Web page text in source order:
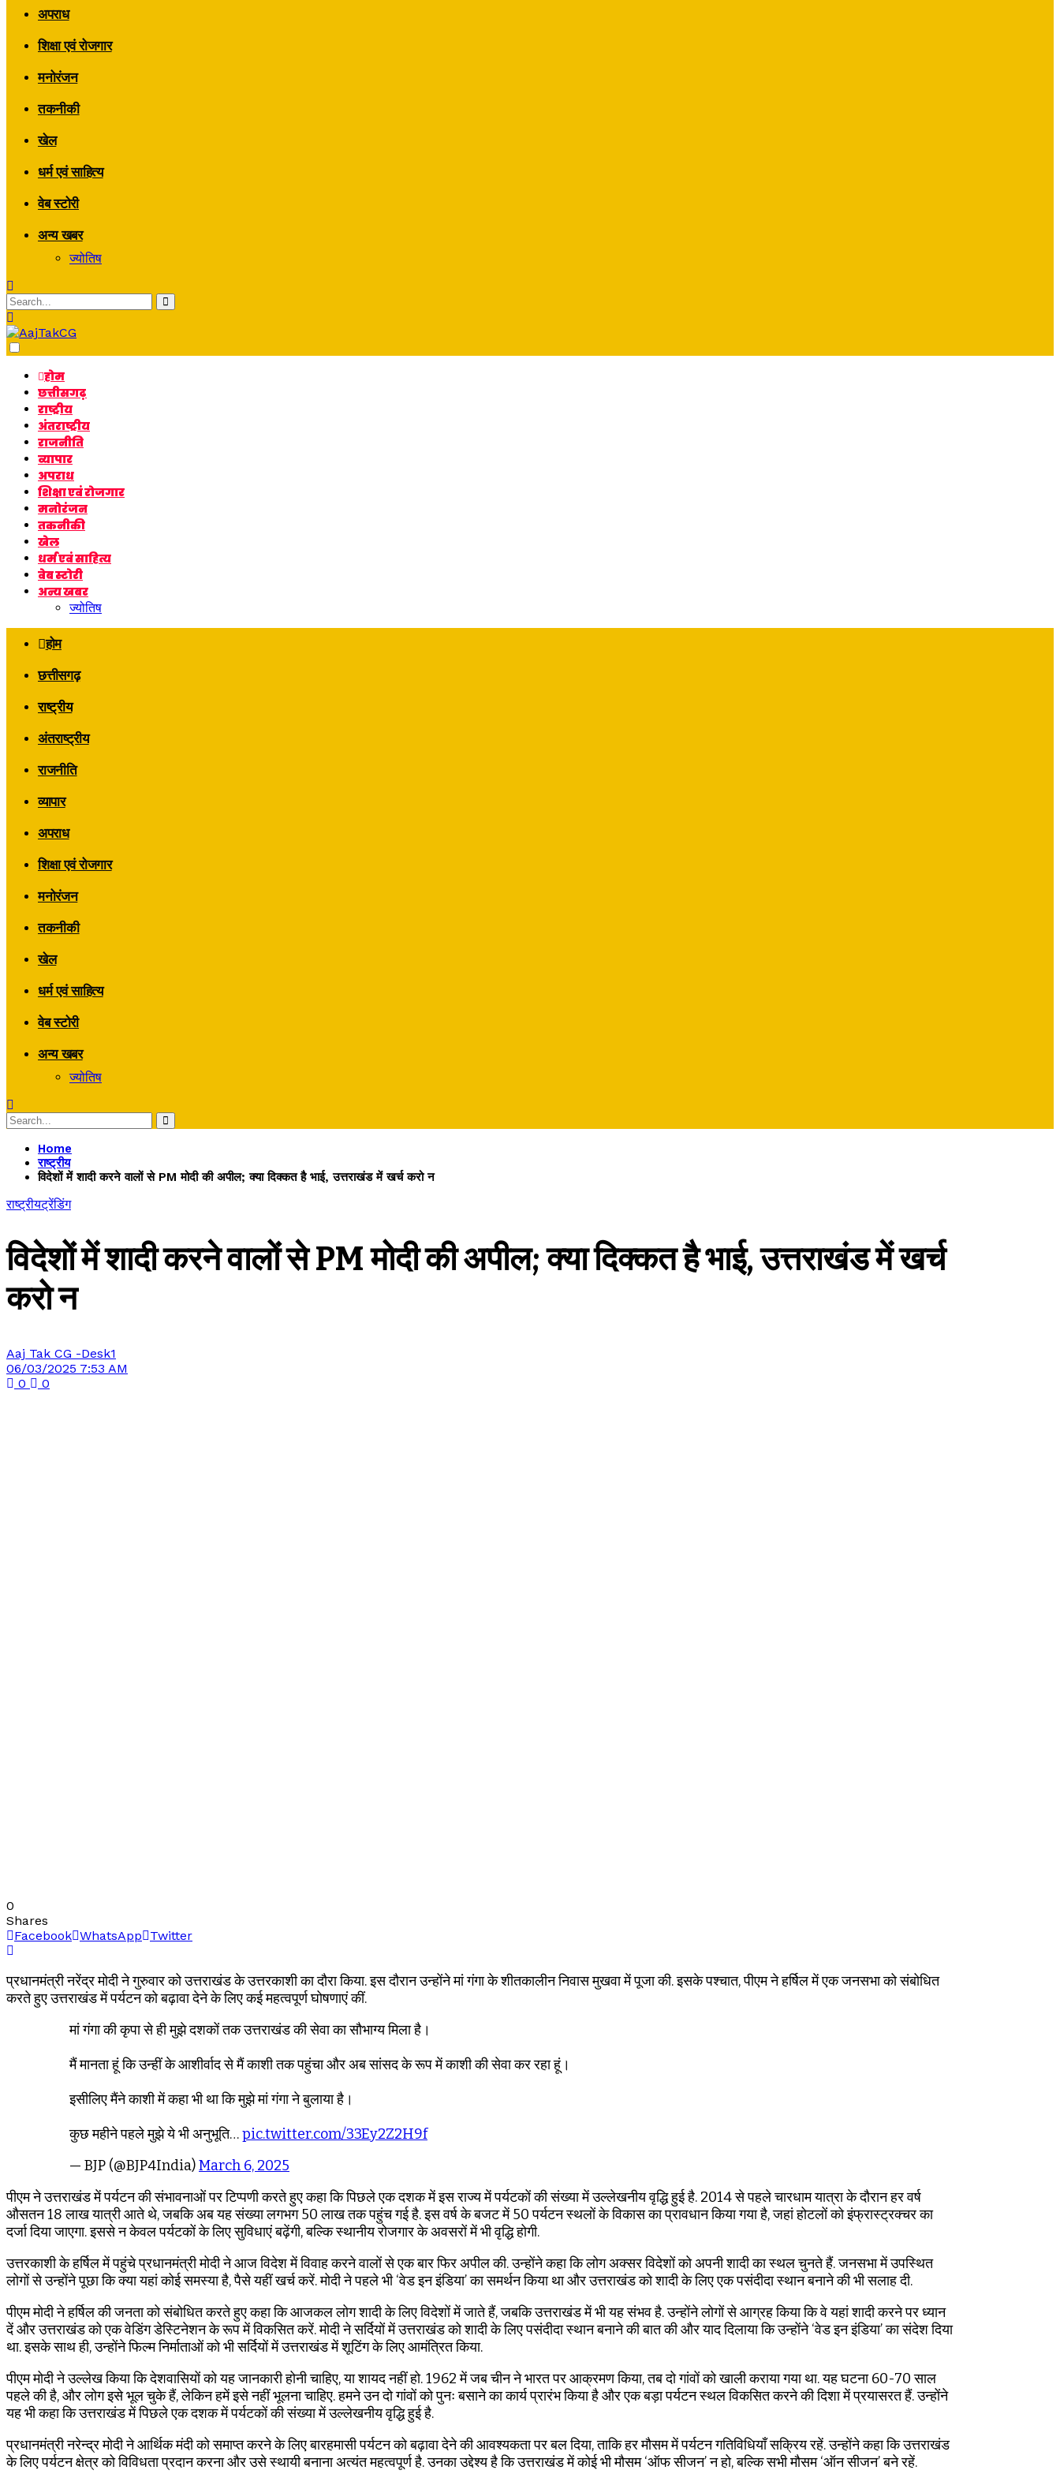
अपराध
शिक्षा एवं रोजगार
मनोरंजन
तकनीकी
खेल
धर्म एवं साहित्य
वेब स्टोरी
अन्य खबर
ज्योतिष
Dark
होम
छत्तीसगढ़
राष्ट्रीय
अंतराष्ट्रीय
राजनीति
व्यापार
अपराध
शिक्षा एवं रोजगार
मनोरंजन
तकनीकी
खेल
धर्म एवं साहित्य
वेब स्टोरी
अन्य खबर
ज्योतिष
होम
छत्तीसगढ़
राष्ट्रीय
अंतराष्ट्रीय
राजनीति
व्यापार
अपराध
शिक्षा एवं रोजगार
मनोरंजन
तकनीकी
खेल
धर्म एवं साहित्य
वेब स्टोरी
अन्य खबर
ज्योतिष
Home
राष्ट्रीय
विदेशों में शादी करने वालों से PM मोदी की अपील; क्या दिक्कत है भाई, उत्तराखंड में खर्च करो न
राष्ट्रीयट्रेंडिंग
विदेशों में शादी करने वालों से PM मोदी की अपील; क्या दिक्कत है भाई, उत्तराखंड में खर्च
करो न
Aaj Tak CG -Desk1
06/03/2025 7:53 AM
0
0
0
Shares
Facebook WhatsApp Twitter
प्रधानमंत्री नरेंद्र मोदी ने गुरुवार को उत्तराखंड के उत्तरकाशी का दौरा किया. इस दौरान उन्होंने मां गंगा के शीतकालीन निवास मुखवा में पूजा की. इसके पश्चात, पीएम ने हर्षिल में एक जनसभा को संबोधित
करते हुए उत्तराखंड में पर्यटन को बढ़ावा देने के लिए कई महत्वपूर्ण घोषणाएं कीं.
मां गंगा की कृपा से ही मुझे दशकों तक उत्तराखंड की सेवा का सौभाग्य मिला है।
मैं मानता हूं कि उन्हीं के आशीर्वाद से मैं काशी तक पहुंचा और अब सांसद के रूप में काशी की सेवा कर रहा हूं।
इसीलिए मैंने काशी में कहा भी था कि मुझे मां गंगा ने बुलाया है।
कुछ महीने पहले मुझे ये भी अनुभूति…pic.twitter.com/33Ey2Z2H9f
— BJP (@BJP4India)March 6, 2025
पीएम ने उत्तराखंड में पर्यटन की संभावनाओं पर टिप्पणी करते हुए कहा कि पिछले एक दशक में इस राज्य में पर्यटकों की संख्या में उल्लेखनीय वृद्धि हुई है. 2014 से पहले चारधाम यात्रा के दौरान हर वर्ष
औसतन 18 लाख यात्री आते थे, जबकि अब यह संख्या लगभग 50 लाख तक पहुंच गई है. इस वर्ष के बजट में 50 पर्यटन स्थलों के विकास का प्रावधान किया गया है, जहां होटलों को इंफ्रास्ट्रक्चर का
दर्जा दिया जाएगा. इससे न केवल पर्यटकों के लिए सुविधाएं बढ़ेंगी, बल्कि स्थानीय रोजगार के अवसरों में भी वृद्धि होगी.
उत्तरकाशी के हर्षिल में पहुंचे प्रधानमंत्री मोदी ने आज विदेश में विवाह करने वालों से एक बार फिर अपील की. उन्होंने कहा कि लोग अक्सर विदेशों को अपनी शादी का स्थल चुनते हैं. जनसभा में उपस्थित
लोगों से उन्होंने पूछा कि क्या यहां कोई समस्या है, पैसे यहीं खर्च करें. मोदी ने पहले भी ‘वेड इन इंडिया’ का समर्थन किया था और उत्तराखंड को शादी के लिए एक पसंदीदा स्थान बनाने की भी सलाह दी.
पीएम मोदी ने हर्षिल की जनता को संबोधित करते हुए कहा कि आजकल लोग शादी के लिए विदेशों में जाते हैं, जबकि उत्तराखंड में भी यह संभव है. उन्होंने लोगों से आग्रह किया कि वे यहां शादी करने पर ध्यान
दें और उत्तराखंड को एक वेडिंग डेस्टिनेशन के रूप में विकसित करें. मोदी ने सर्दियों में उत्तराखंड को शादी के लिए पसंदीदा स्थान बनाने की बात की और याद दिलाया कि उन्होंने ‘वेड इन इंडिया’ का संदेश दिया
था. इसके साथ ही, उन्होंने फिल्म निर्माताओं को भी सर्दियों में उत्तराखंड में शूटिंग के लिए आमंत्रित किया.
पीएम मोदी ने उल्लेख किया कि देशवासियों को यह जानकारी होनी चाहिए, या शायद नहीं हो. 1962 में जब चीन ने भारत पर आक्रमण किया, तब दो गांवों को खाली कराया गया था. यह घटना 60-70 साल
पहले की है, और लोग इसे भूल चुके हैं, लेकिन हमें इसे नहीं भूलना चाहिए. हमने उन दो गांवों को पुनः बसाने का कार्य प्रारंभ किया है और एक बड़ा पर्यटन स्थल विकसित करने की दिशा में प्रयासरत हैं. उन्होंने
यह भी कहा कि उत्तराखंड में पिछले एक दशक में पर्यटकों की संख्या में उल्लेखनीय वृद्धि हुई है.
प्रधानमंत्री नरेन्द्र मोदी ने आर्थिक मंदी को समाप्त करने के लिए बारहमासी पर्यटन को बढ़ावा देने की आवश्यकता पर बल दिया, ताकि हर मौसम में पर्यटन गतिविधियाँ सक्रिय रहें. उन्होंने कहा कि उत्तराखंड
के लिए पर्यटन क्षेत्र को विविधता प्रदान करना और उसे स्थायी बनाना अत्यंत महत्वपूर्ण है. उनका उद्देश्य है कि उत्तराखंड में कोई भी मौसम ‘ऑफ सीजन’ न हो, बल्कि सभी मौसम ‘ऑन सीजन’ बने रहें.